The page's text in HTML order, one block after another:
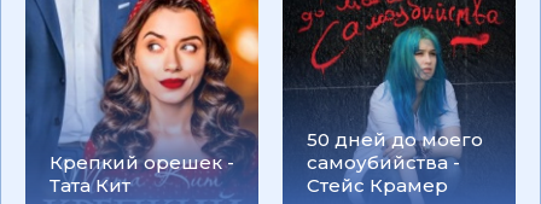
Крепкий орешек -
Тата Кит
50 дней до моего
самоубийства -
Стейс Крамер